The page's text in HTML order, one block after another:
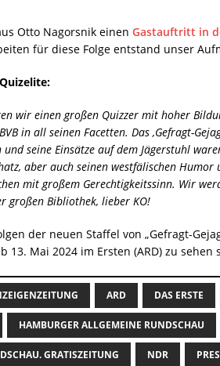
Otto Nagorsnik einen Gastauftritt in
für diese Folge entstand unser
wir einen großen Quizzer mit hoher
in all seinen Facetten. Das ‚Gefragt-
seine Einsätze auf dem Jägerstuhl
aber auch seinen westfälischen
mit großem Gerechtigkeitssinn. Wir
großen Bibliothek, lieber KO!
der neuen Staffel von „Gefragt-
13. Mai 2024 im Ersten (ARD) zu sehen
ARD DAS ERSTE
HAMBURGER ALLGEMEINE RUNDSCHAU
GRATISZEITUNG NDR